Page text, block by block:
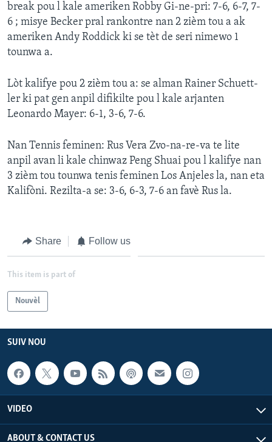
break pou l kale ameriken Robby Gi-ne-pri: 7-6, 6-7, 7-
6 ; misye Becker pral rankontre nan 2 zièm tou a ak
ameriken Andy Roddick ki se tèt de seri nimewo 1
tounwa a.
Lòt kalifye pou 2 zièm tou a: se alman Rainer Schuett-
ler ki pat gen anpil difikilte pou l kale arjanten
Leonardo Mayer: 6-1, 3-6, 7-6.
Nan Tennis feminen: Rus Vera Zvo-na-re-va te lite
anpil avan li kale chinwaz Peng Shuai pou l kalifye nan
3 zièm tou tounwa tenis feminen Los Anjeles la, nan eta
Kalifòni. Rezilta-a se: 3-6, 6-3, 7-6 an favè Rus la.
Share Follow us
This item is part of
Nouvèl
SUIV NOU
VIDEO
ABOUT & CONTACT US